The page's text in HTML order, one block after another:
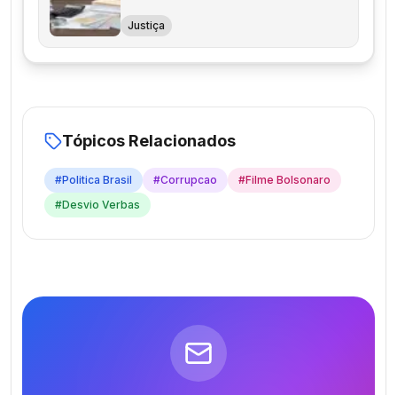
Justiça
Tópicos Relacionados
#Politica Brasil #Corrupcao #Filme Bolsonaro
#Desvio Verbas